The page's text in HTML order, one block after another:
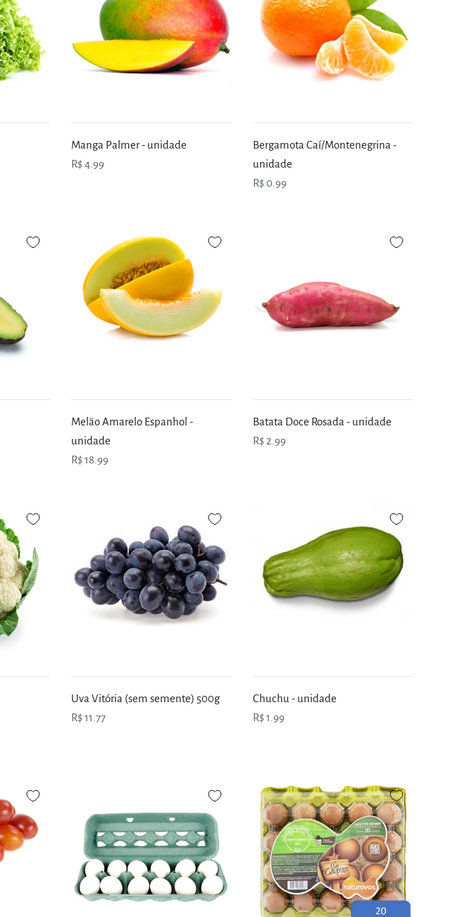
Manga Palmer - unidade
R$ 4.99
Bergamota Caí/Montenegrina -
unidade
R$ 0.99
Melão Amarelo Espanhol -
unidade
R$ 18.99
Batata Doce Rosada - unidade
R$ 2.99
Uva Vitória (sem semente) 500g
R$ 11.77
Chuchu - unidade
R$ 1.99